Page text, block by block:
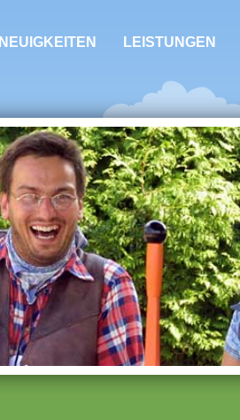
NEUIGKEITEN LEISTUNGEN